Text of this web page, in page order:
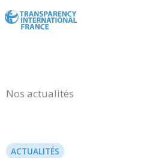
au
Nos actualités
ACTUALITÉS